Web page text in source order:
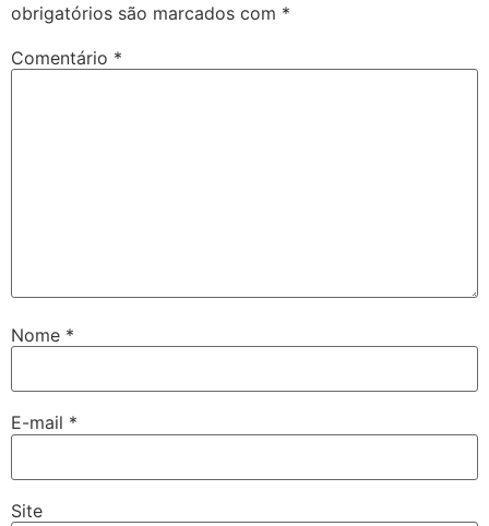
obrigatórios são marcados com *
Comentário *
Nome *
E-mail *
Site